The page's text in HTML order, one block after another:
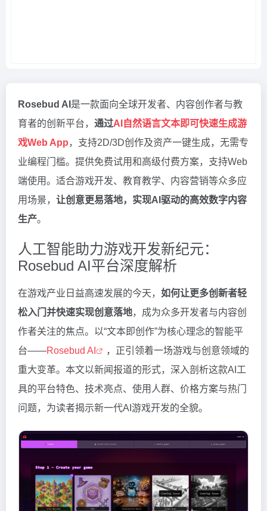
Rosebud AI 是一款面向全球开发者、内容创作者与教
育者的创新平台， 通过AI自然语言文本即可快速生成游
戏Web App，支持2D/3D创作及资产一键生成，无需专
业编程门槛。提供免费试用和高级付费方案，支持Web
端使用。适合游戏开发、教育教学、内容营销等众多应
用场景， 让创意更易落地，实现AI驱动的高效数字内容
生产。
人工智能助力游戏开发新纪元：
Rosebud AI平台深度解析
在游戏产业日益高速发展的今天， 如何让更多创新者轻
松入门并快速实现创意落地，成为众多开发者与内容创
作者关注的焦点。以“文本即创作”为核心理念的智能平
台——Rosebud AI
，正引领着一场游戏与创意领域的
重大变革。本文以新闻报道的形式，深入剖析这款AI工
具的平台特色、技术亮点、使用人群、价格方案与热门
问题，为读者揭示新一代AI游戏开发的全貌。